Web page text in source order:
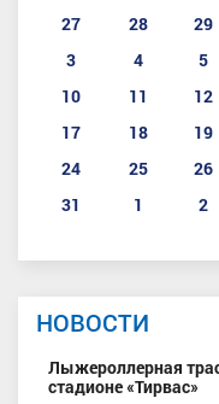
27
28 29
3
4 5
10
11 12
17
18 19
24
25 26
31
1 2
НОВОСТИ
Лыжероллерная
стадионе «Тирвас»